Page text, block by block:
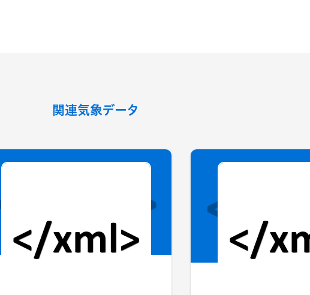
関連気象データ